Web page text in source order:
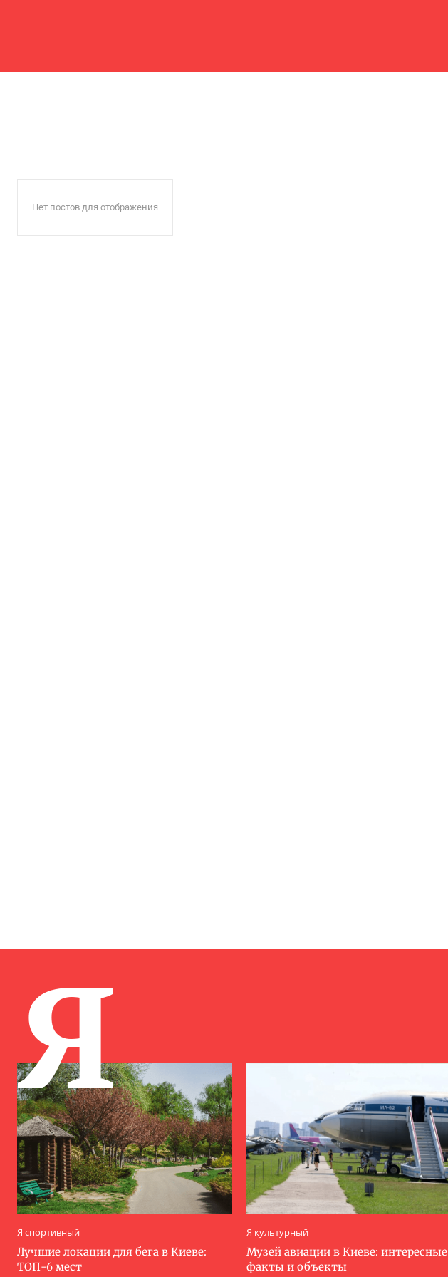
Нет постов для отображения
Я
Я спортивный
Лучшие локации для бега в Киеве:
ТОП-6 мест
Я культурный
Музей авиации в Киеве: интересные
факты и объекты